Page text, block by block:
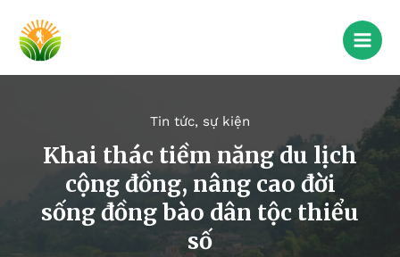
Tin tức, sự kiện
Khai thác tiềm năng du lịch
cộng đồng, nâng cao đời
sống đồng bào dân tộc thiểu
số